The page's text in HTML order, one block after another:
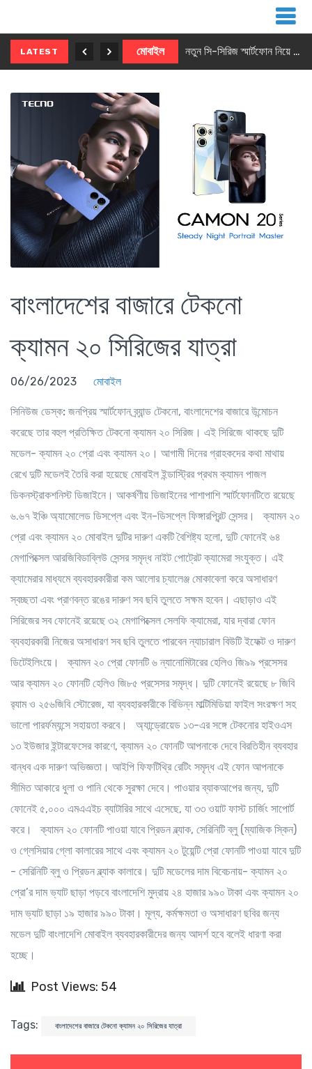
LATEST মোবাইল নতুন সি-সিরিজ স্মার্টফোন নিয়ে আসছে রিয়েলমি
বাংলাদেশের বাজারে টেকনো
ক্যামন ২০ সিরিজের যাত্রা
06/26/2023 মোবাইল
সিনিউজ ডেস্ক: জনপ্রিয় স্মার্টফোন ব্র্যান্ড টেকনো, বাংলাদেশের বাজারে উন্মোচন
করেছে তার বহুল প্রতিক্ষিত টেকনো ক্যামন ২০ সিরিজ। এই সিরিজে থাকছে দুটি
মডেল- ক্যামন ২০ প্রো এবং ক্যামন ২০। আগামী দিনের গ্রাহকদের কথা মাথায়
রেখে দুটি মডেলই তৈরি করা হয়েছে মোবাইল ইন্ডাস্ট্রির প্রথম ক্যামন পাজল
ডিকনস্ট্রাকশনিস্ট ডিজাইনে। আকর্ষণীয় ডিজাইনের পাশাপাশি স্মার্টফোনটিতে রয়েছে
৬.৬৭ ইঞ্চি অ্যামোলেড ডিসপ্লে এবং ইন-ডিসপ্লে ফিঙ্গারপ্রিন্ট সেন্সর। ক্যামন ২০
প্রো এবং ক্যামন ২০ মোবাইল দুটির দারুণ একটি বৈশিষ্ট্য হলো, দুটি ফোনেই ৬৪
মেগাপিক্সেল আরজিবিডাব্লিউ সেন্সর সমৃদ্ধ নাইট পোট্রেট ক্যামেরা সংযুক্ত। এই
ক্যামেরার মাধ্যমে ব্যবহারকারীরা কম আলোর চ্যালেঞ্জ মোকাবেলা করে অসাধারণ
স্বচ্ছতা এবং প্রাণবন্ত রঙের দারুণ সব ছবি তুলতে সক্ষম হবেন। এছাড়াও এই
সিরিজের সব ফোনেই রয়েছে ৩২ মেগাপিক্সেল সেলফি ক্যামেরা, যার দ্বারা ফোন
ব্যবহারকারী নিজের অসাধারণ সব ছবি তুলতে পারবেন ন্যাচারাল বিউটি ইফেক্ট ও দারুণ
ডিটেইলিংয়ে। ক্যামন ২০ প্রো ফোনটি ৬ ন্যানোমিটারের হেলিও জি৯৯ প্রসেসর
আর ক্যামন ২০ ফোনটি হেলিও জি৮৫ প্রসেসর সমৃদ্ধ। দুটি ফোনেই রয়েছে ৮ জিবি
র‌্যাম ও ২৫৬জিবি স্টোরেজ, যা ব্যবহারকারীকে বিভিন্ন মাল্টিমিডিয়া ফাইল সংরক্ষণ সহ
ভালো পারর্ফম্যন্সে সহায়তা করবে। অ্যান্ড্রোয়েড ১৩-এর সঙ্গে টেকনোর হাইওএস
১৩ ইউজার ইন্টারফেসের কারণে, ক্যামন ২০ ফোনটি আপনাকে দেবে বিরতিহীন ব্যবহার
বান্ধব এক দারুণ অভিজ্ঞতা। আইপি ফিফটিথ্রি রেটিং সমৃদ্ধ এই ফোন আপনাকে
সীমিত আকারে ধুলা ও পানি থেকে সুরক্ষা দেবে। পাওয়ার ব্যাকআপের জন্য, দুটি
ফোনেই ৫,০০০ এমএএইচ ব্যাটারির সাথে এসেছে, যা ৩৩ ওয়াট ফাস্ট চার্জিং সাপোর্ট
করে। ক্যামন ২০ ফোনটি পাওয়া যাবে প্রিডন ব্ল্যাক, সেরিনিটি ব্লু (ম্যাজিক স্কিন)
ও গ্লেসিয়ার গ্লো কালারের সাথে এবং ক্যামন ২০ টুয়েন্টি প্রো ফোনটি পাওয়া যাবে দুটি
- সেরিনিটি ব্লু ও প্রিডন ব্ল্যাক কালারে। দুটি মডেলের দাম বিবেচনায়- ক্যামন ২০
প্রো’র দাম ভ্যাট ছাড়া পড়বে বাংলাদেশি মুদ্রায় ২৪ হাজার ৯৯০ টাকা এবং ক্যামন ২০
দাম ভ্যাট ছাড়া ১৯ হাজার ৯৯০ টাকা। মূল্য, কর্মক্ষমতা ও অসাধারণ ছবির জন্য
মডেল দুটি বাংলাদেশি মোবাইল ব্যবহারকারীদের জন্য আদর্শ হবে বলেই ধারণা করা
হচ্ছে।
Post Views: 54
Tags: বাংলাদেশের বাজারে টেকনো ক্যামন ২০ সিরিজের যাত্রা